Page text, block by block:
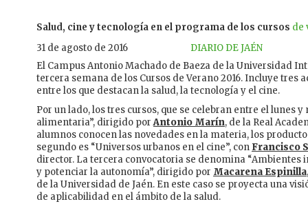
Salud, cine y tecnología en el programa de los cursos de
31 de agosto de 2016
DIARIO DE JAÉN
El Campus Antonio Machado de Baeza de la Universidad
tercera semana de los Cursos de Verano 2016. Incluye
entre los que destacan la salud, la tecnología y el cine.
Por un lado, los tres cursos, que se celebran entre el lunes
alimentaria”, dirigido porAntonio Marín, de la Real
alumnos conocen las novedades en la materia, los
segundo es “Universos urbanos en el cine”, con Francisco
director. La tercera convocatoria se denomina
y potenciar la autonomía”, dirigido por Macarena Espinilla
de la Universidad de Jaén. En este caso se proyecta una
de aplicabilidad en el ámbito de la salud.